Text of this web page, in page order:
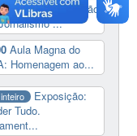
Curso de formação
...
Aula Magna do
Homenagem ao...
Exposição:
Tudo.